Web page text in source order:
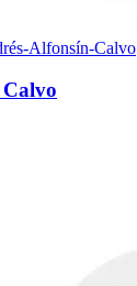
Alfonsín-Calvo